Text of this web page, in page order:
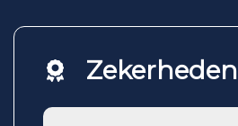
Zekerheden